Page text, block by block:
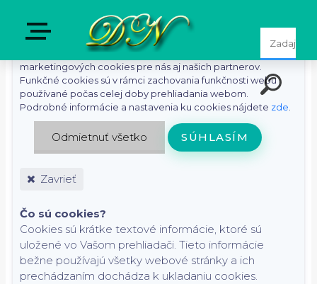
S cieľom uľahčiť používateľom používať naše webové
stránky využívame cookies. Kliknutím na tlačidlo "Súhlasím"
súhlasíte s použitím preferenčných, štatistických i
marketingových cookies pre nás aj našich partnerov.
Funkčné cookies sú v rámci zachovania funkčnosti webu
používané počas celej doby prehliadania webom.
Podrobné informácie a nastavenia ku cookies nájdete zde
Odmietnuť všetko SÚHLASÍM
Zavrieť
Čo sú cookies?
Cookies sú krátke textové informácie, ktoré sú
uložené vo Vašom prehliadači. Tieto informácie
bežne používajú všetky webové stránky a ich
prechádzaním dochádza k ukladaniu cookies.